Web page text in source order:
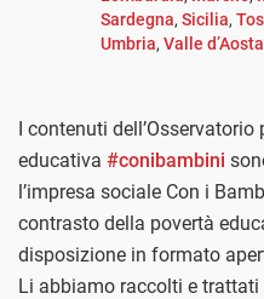
Sardegna, Sicilia,
Umbria, Valle d’Aosta
I contenuti dell’Osservatorio
educativa #conibambini
l’impresa sociale Con i
contrasto della povertà
disposizione in formato
Li abbiamo raccolti e